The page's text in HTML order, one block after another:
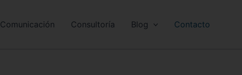
Comunicación Consultoría Blog Contacto